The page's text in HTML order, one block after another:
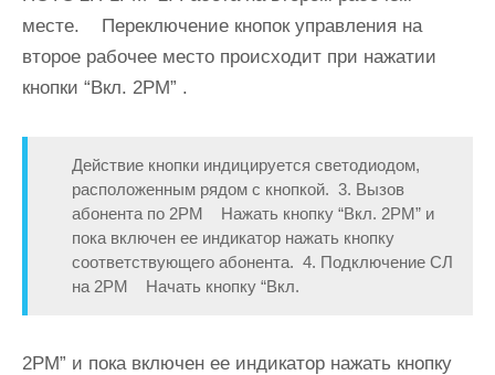
месте. Переключение кнопок управления на
второе рабочее место происходит при нажатии
кнопки “Вкл. 2PM” .
Действие кнопки индицируется светодиодом,
расположенным рядом с кнопкой. 3. Вызов
абонента по 2РМ Нажать кнопку “Вкл. 2PM” и
пока включен ее индикатор нажать кнопку
соответствующего абонента. 4. Подключение СЛ
на 2РМ Начать кнопку “Вкл.
2РМ” и пока включен ее индикатор нажать кнопку